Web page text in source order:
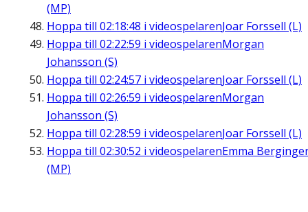
(MP)
Hoppa till 02:18:48 i videospelarenJoar Forssell (L)
Hoppa till 02:22:59 i videospelarenMorgan
Johansson (S)
Hoppa till 02:24:57 i videospelarenJoar Forssell (L)
Hoppa till 02:26:59 i videospelarenMorgan
Johansson (S)
Hoppa till 02:28:59 i videospelarenJoar Forssell (L)
Hoppa till 02:30:52 i videospelarenEmma
(MP)